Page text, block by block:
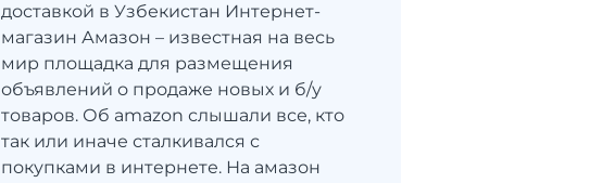
доставкой в Узбекистан Интернет-
магазин Амазон – известная на весь
мир площадка для размещения
объявлений о продаже новых и б/у
товаров. Об amazon слышали все, кто
так или иначе сталкивался с
покупками в интернете. На амазон